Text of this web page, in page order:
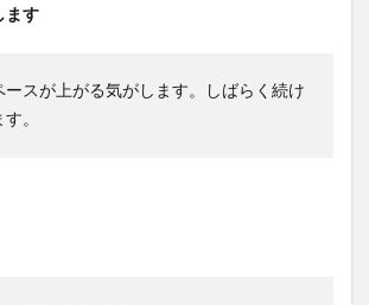
ます
ースが上がる気がします。しばらく続け
。